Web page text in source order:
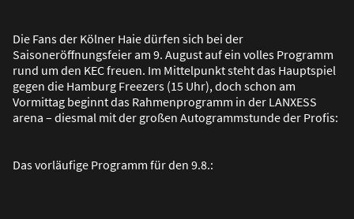
Die Fans der Kölner Haie dürfen sich bei der
Saisoneröffnungsfeier am 9. August auf ein volles Programm
rund um den KEC freuen. Im Mittelpunkt steht das Hauptspiel
gegen die Hamburg Freezers (15 Uhr), doch schon am
Vormittag beginnt das Rahmenprogramm in der LANXESS
arena – diesmal mit der großen Autogrammstunde der Profis:
Das vorläufige Programm für den 9.8.: